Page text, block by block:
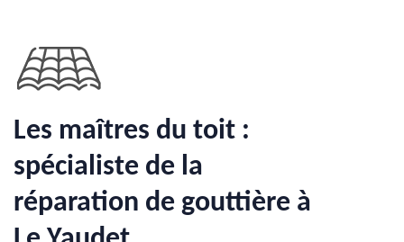
Les maîtres du toit :
spécialiste de la
réparation de gouttière à